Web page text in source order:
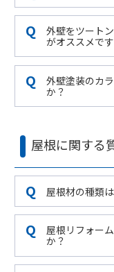
外壁をツート
がオススメです
外壁塗装のカ
か？
屋根に関する
屋根材の種類
屋根リフォー
か？